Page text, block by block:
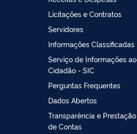
Licitações e Contratos
Servidores
Informações Classificadas
Serviço de Informações ao
Cidadão - SIC
Perguntas Frequentes
Dados Abertos
Transparência e Prestação
de Contas